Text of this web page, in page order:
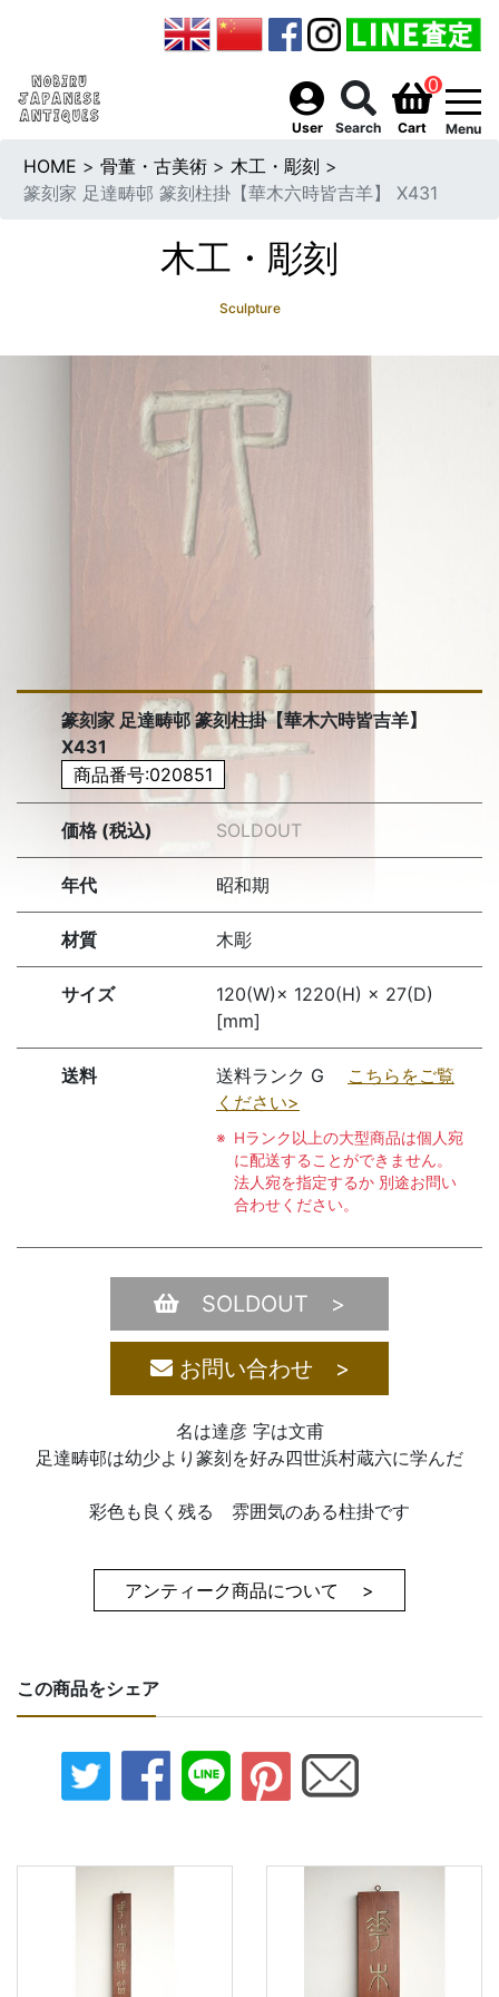
User Search
0
Cart Menu
HOME > 骨董・古美術 > 木工・彫刻 >
篆刻家 足達畴邨 篆刻柱掛【華木六時皆吉羊】 X431
木工・彫刻
Sculpture
篆刻家 足達畴邨 篆刻柱掛【華木六時皆吉羊】
X431
商品番号:020851
価格 (税込) SOLDOUT
年代 昭和期
材質 木彫
サイズ
120(W)× 1220(H) × 27(D)
[mm]
送料 送料ランク G こちらをご覧
ください>
Hランク以上の大型商品は個人宛
に配送することができません。
法人宛を指定するか 別途お問い
合わせください。
SOLDOUT >
お問い合わせ >
名は達彦 字は文甫
足達畴邨は幼少より篆刻を好み四世浜村蔵六に学んだ
彩色も良く残る 雰囲気のある柱掛です
アンティーク商品について >
この商品をシェア